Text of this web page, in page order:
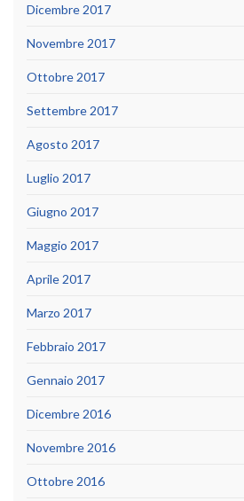
Dicembre 2017
Novembre 2017
Ottobre 2017
Settembre 2017
Agosto 2017
Luglio 2017
Giugno 2017
Maggio 2017
Aprile 2017
Marzo 2017
Febbraio 2017
Gennaio 2017
Dicembre 2016
Novembre 2016
Ottobre 2016